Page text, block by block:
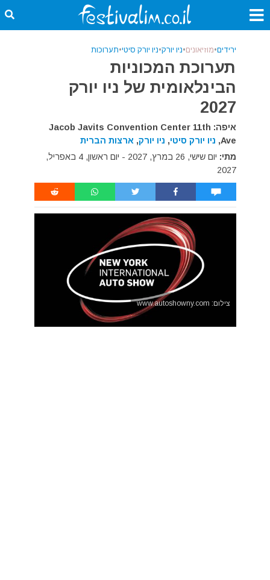
ירידים•מוזיאונים•ניו יורק•ניו יורק סיטי•תערוכות
תערוכת המכוניות
הבינלאומית של ניו יורק
2027
איפה: Jacob Javits Convention Center 11th
Ave,
ניו יורק סיטי, ניו יורק, ארצות הברית
מתי:
יום שישי, 26 במרץ, 2027 - יום ראשון, 4 באפריל,
2027
צילום: www.autoshowny.com